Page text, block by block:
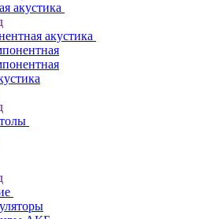
акустика
акустика